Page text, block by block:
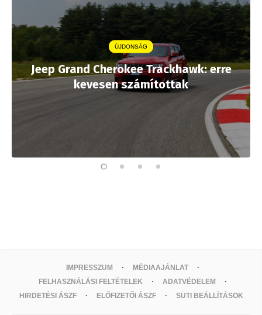
ÚJDONSÁG
Jeep Grand Cherokee Trackhawk: erre
kevesen számítottak
IMPRESSZUM
MÉDIAAJÁNLAT
FELHASZNÁLÁSI FELTÉTELEK
ADATVÉDELEM
HIRDETÉSI ÁSZF
ELŐFIZETŐI ÁSZF SÜTI BEÁLLÍTÁSOK